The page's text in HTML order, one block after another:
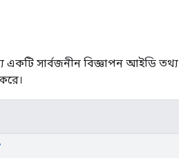
একটি সার্বজনীন বিজ্ঞাপন আইডি তথ্য